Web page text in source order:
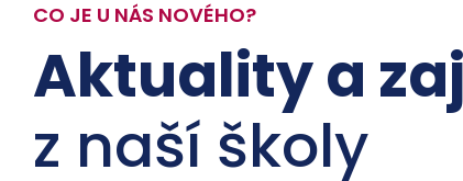
CO JE U NÁS NOVÉHO?
Aktuality a
z naší školy